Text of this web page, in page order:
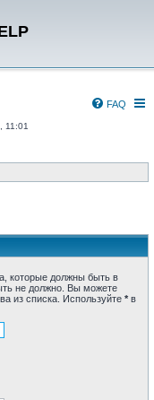
FAQ
11:01
которые должны быть в
не должно. Вы можете
из списка. Используйте * в